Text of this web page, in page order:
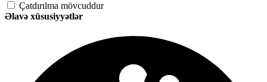
Çatdırılma mövcuddur
Əlavə xüsusiyyətlər